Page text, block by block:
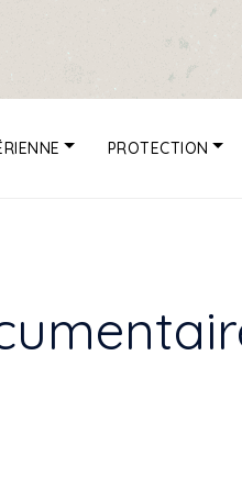
PROTECTION